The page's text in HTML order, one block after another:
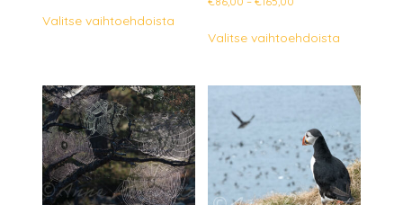
-
Valitse vaihtoehdoista
muunnelma.
Voit
tehdä
valinnat
tuotteen
sivulla.
-
Valitse vaihtoehdoista
tehdä
valinnat
tuotteen
sivulla.